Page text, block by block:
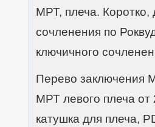
МРТ, плеча. Коротко,
сочленения по
ключичного
Перево заключения
МРТ левого плеча от
катушка для плеча,